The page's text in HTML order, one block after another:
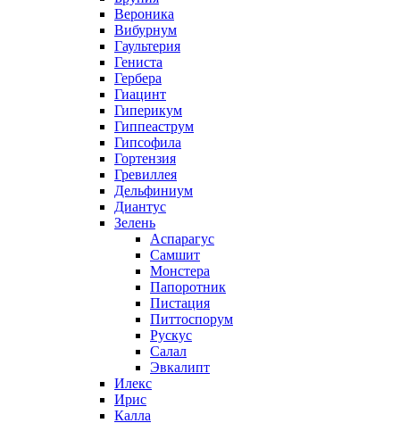
Вероника
Вибурнум
Гаультерия
Гениста
Гербера
Гиацинт
Гиперикум
Гиппеаструм
Гипсофила
Гортензия
Гревиллея
Дельфиниум
Диантус
Зелень
Аспарагус
Самшит
Монстера
Папоротник
Пистация
Питтоспорум
Рускус
Салал
Эвкалипт
Илекс
Ирис
Калла